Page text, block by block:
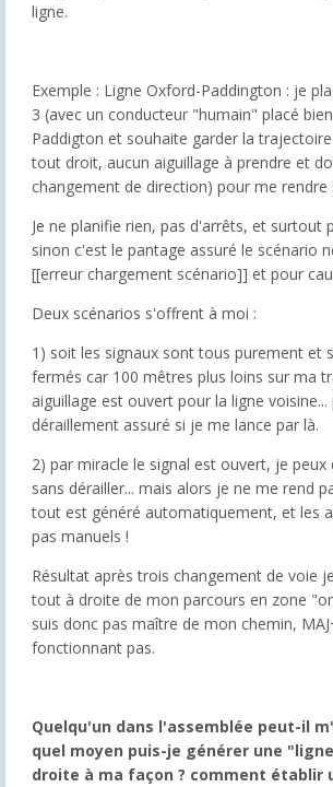
ligne.
Exemple : Ligne Oxford-Paddington : je
3 (avec un conducteur "humain" placé
Paddigton et souhaite garder la trajectoire
tout droit, aucun aiguillage à prendre et
changement de direction) pour me rendre
Je ne planifie rien, pas d'arrêts, et surtout
sinon c'est le pantage assuré le scénario
[[erreur chargement scénario]] et pour
Deux scénarios s'offrent à moi :
1) soit les signaux sont tous purement et
fermés car 100 mêtres plus loins sur ma
aiguillage est ouvert pour la ligne
déraillement assuré si je me lance par là.
2) par miracle le signal est ouvert, je
sans dérailler... mais alors je ne me rend
tout est généré automatiquement, et les
pas manuels !
Résultat après trois changement de voie
tout à droite de mon parcours en zone
suis donc pas maître de mon chemin,
fonctionnant pas.
Quelqu'un dans l'assemblée peut-il
quel moyen puis-je générer une
droite à ma façon ? comment établir